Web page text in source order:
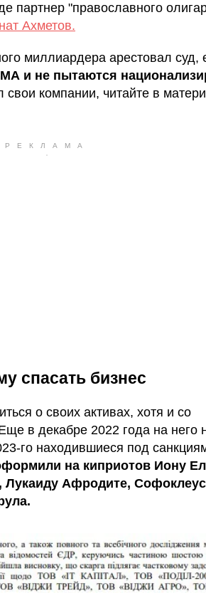
партнер "православного
Ахметов.
миллиардера арестовал суд,
и не пытаются
свои компании, читайте в
спасать бизнес
о своих активах, хотя и со
в декабре 2022 года на него
го находившиеся под
на киприотов Иону
Лукаиду Афродите,